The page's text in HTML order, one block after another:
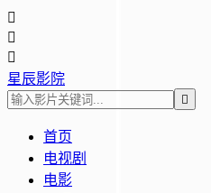



星辰影院

首页
电视剧
电影